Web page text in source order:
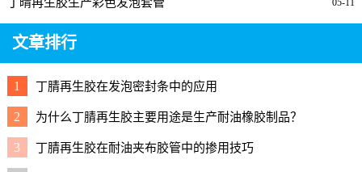
05-11
文章排行
1 丁腈再生胶在发泡密封条中的应用
2 为什么丁腈再生胶主要用途是生产耐油橡胶制品？
3 丁腈再生胶在耐油夹布胶管中的掺用技巧